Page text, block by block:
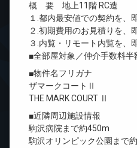
概 要 地上11階 RC造
１.都内最安値での契約を、
２.初期費用のお見積りを、
３.内覧・リモート内覧を、
■全部屋対象／仲介手数料半
■物件名フリガナ
ザマークコートⅡ
THE MARK COURT Ⅱ
■近隣周辺施設情報
駒沢病院まで約450m
駒沢オリンピック公園まで